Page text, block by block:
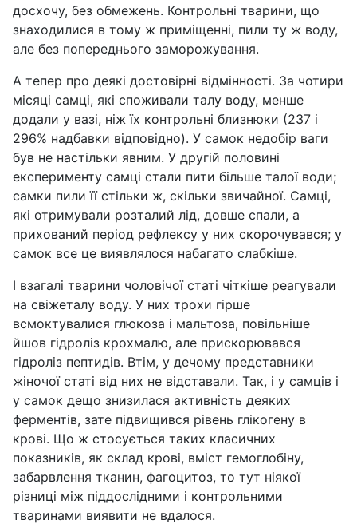
досхочу, без обмежень. Контрольні тварини, що
знаходилися в тому ж приміщенні, пили ту ж воду,
але без попереднього заморожування.
А тепер про деякі достовірні відмінності. За чотири
місяці самці, які споживали талу воду, менше
додали у вазі, ніж їх контрольні близнюки (237 і
296% надбавки відповідно). У самок недобір ваги
був не настільки явним. У другій половині
експерименту самці стали пити більше талої води;
самки пили її стільки ж, скільки звичайної. Самці,
які отримували розталий лід, довше спали, а
прихований період рефлексу у них скорочувався; у
самок все це виявлялося набагато слабкіше.
І взагалі тварини чоловічої статі чіткіше реагували
на свіжеталу воду. У них трохи гірше
всмоктувалися глюкоза і мальтоза, повільніше
йшов гідроліз крохмалю, але прискорювався
гідроліз пептидів. Втім, у дечому представники
жіночої статі від них не відставали. Так, і у самців і
у самок дещо знизилася активність деяких
ферментів, зате підвищився рівень глікогену в
крові. Що ж стосується таких класичних
показників, як склад крові, вміст гемоглобіну,
забарвлення тканин, фагоцитоз, то тут ніякої
різниці між піддослідними і контрольними
тваринами виявити не вдалося.